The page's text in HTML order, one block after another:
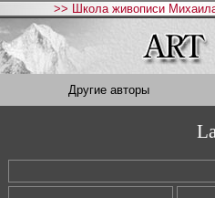
>> Школа живописи
Другие авторы